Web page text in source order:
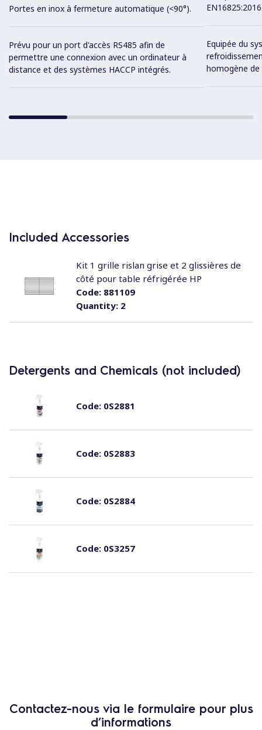
Portes en inox à fermeture automatique (<90°).
Prévu pour un port d'accès RS485 afin de
permettre une connexion avec un ordinateur à
distance et des systèmes HACCP intégrés.
Equipée du
homogène
Included Accessories
Quantity:2
Code:881109
Kit 1 grille rislan grise et 2 glissières de
côté pour table réfrigérée HP
Detergents and Chemicals (not included)
Code:0S2881
Code:0S2883
Code:0S2884
Code:0S3257
Contactez-nous via le formulaire pour plus
d’informations